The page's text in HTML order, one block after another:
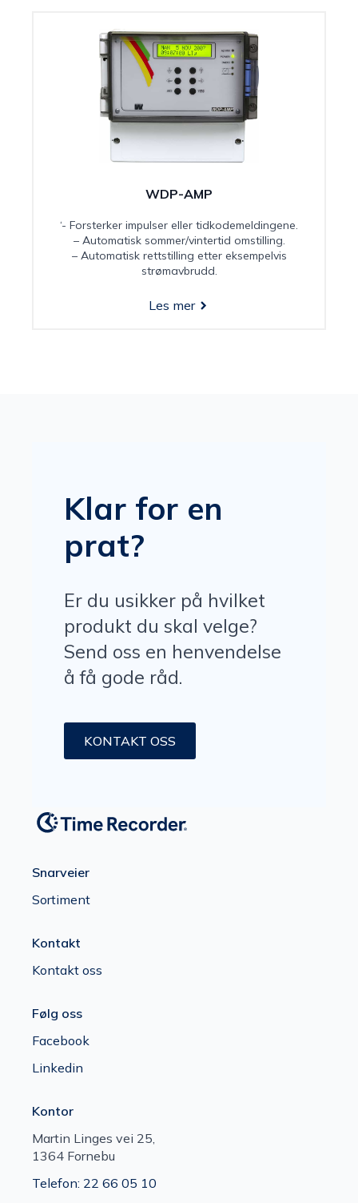
WDP-AMP
‘- Forsterker impulser eller tidkodemeldingene.
– Automatisk sommer/vintertid omstilling.
– Automatisk rettstilling etter eksempelvis
strømavbrudd.
Les mer
Klar for en
prat?
Er du usikker på hvilket
produkt du skal velge?
Send oss en henvendelse
å få gode råd.
KONTAKT OSS
Snarveier
Sortiment
Kontakt
Kontakt oss
Følg oss
Facebook
Linkedin
Kontor
Martin Linges vei 25,
1364 Fornebu
Telefon: 22 66 05 10